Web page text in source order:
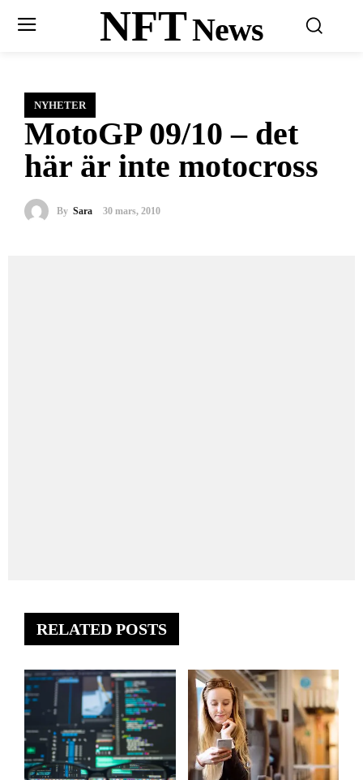
NFTNews
NYHETER
MotoGP 09/10 – det
här är inte motocross
By Sara 30 mars, 2010
RELATED POSTS